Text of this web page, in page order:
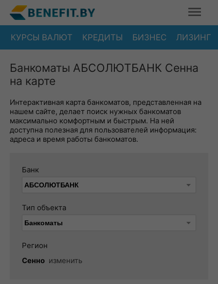
КУРСЫ ВАЛЮТ КРЕДИТЫ БИЗНЕС ЛИЗИНГ
Банкоматы АБСОЛЮТБАНК Сенна
на карте
Интерактивная карта банкоматов, представленная на
нашем сайте, делает поиск нужных банкоматов
максимально комфортным и быстрым. На ней
доступна полезная для пользователей информация:
адреса и время работы банкоматов.
Банк
Тип объекта
Регион
Сенно изменить